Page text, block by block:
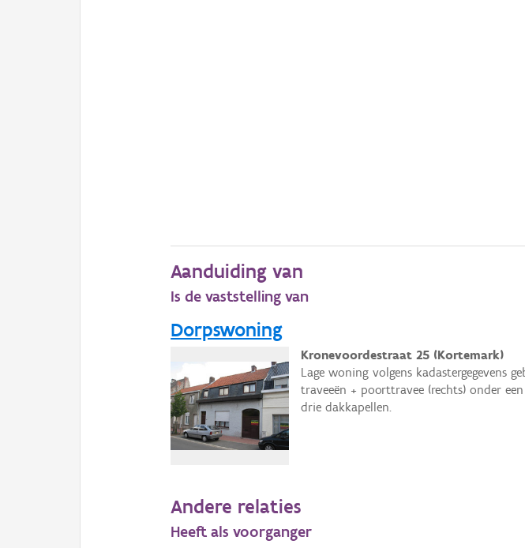
Aanduiding van
Is de vaststelling van
Dorpswoning
Kronevoordestraat 25 (Kortemark)
Lage woning volgens kadastergegevens
traveeën + poorttravee (rechts) onder
drie dakkapellen.
Andere relaties
Heeft als voorganger